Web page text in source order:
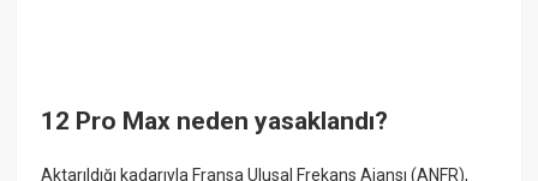
12 Pro Max neden yasaklandı?
Aktarıldığı kadarıyla Fransa Ulusal Frekans Ajansı (ANFR),